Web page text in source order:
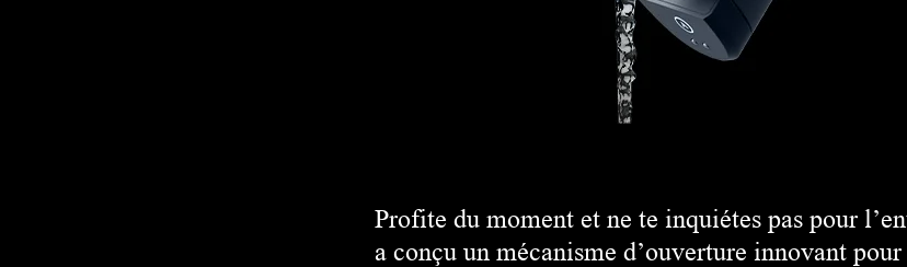
Profite du moment et ne te inquiétes pas pour
a conçu un mécanisme d’ouverture innovant